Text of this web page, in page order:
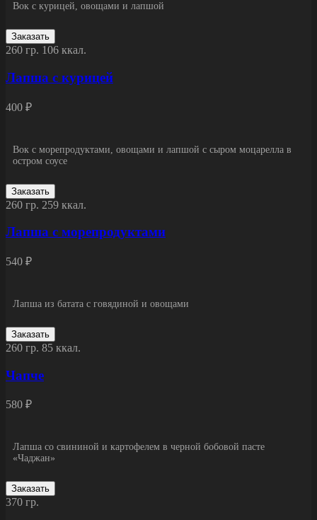
Вок с курицей, овощами и лапшой
Заказать
260 гр. 106 ккал.
Лапша с курицей
400 ₽
Вок с морепродуктами, овощами и лапшой с сыром моцарелла в
остром соусе
Заказать
260 гр. 259 ккал.
Лапша с морепродуктами
540 ₽
Лапша из батата с говядиной и овощами
Заказать
260 гр. 85 ккал.
Чапче
580 ₽
Лапша со свининой и картофелем в черной бобовой пасте
«Чаджан»
Заказать
370 гр.